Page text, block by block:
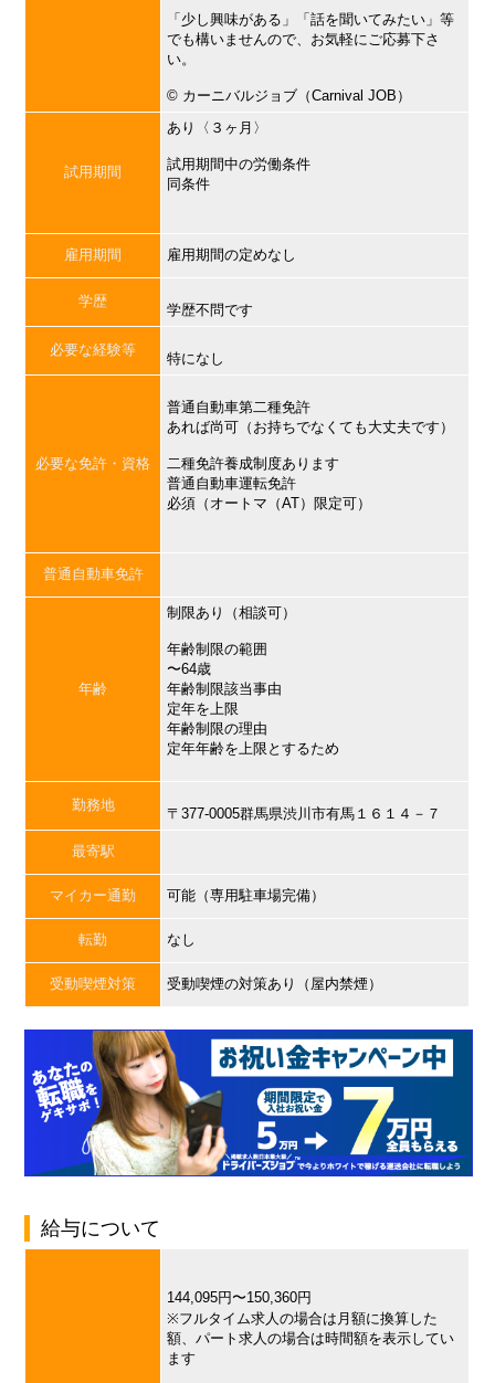
「少し興味がある」「話を聞いてみたい」等
でも構いませんので、お気軽にご応募下さ
い。
©︎ カーニバルジョブ（Carnival JOB）
試用期間
あり〈３ヶ月〉
試用期間中の労働条件
同条件
雇用期間 雇用期間の定めなし
学歴
学歴不問です
必要な経験等
特になし
必要な免許・資格
普通自動車第二種免許
あれば尚可（お持ちでなくても大丈夫です）
二種免許養成制度あります
普通自動車運転免許
必須（オートマ（AT）限定可）
普通自動車免許
年齢
制限あり（相談可）
年齢制限の範囲
〜64歳
年齢制限該当事由
定年を上限
年齢制限の理由
定年年齢を上限とするため
勤務地
〒377-0005群馬県渋川市有馬１６１４－７
最寄駅
マイカー通勤 可能（専用駐車場完備）
転勤 なし
受動喫煙対策 受動喫煙の対策あり（屋内禁煙）
給与について
144,095円〜150,360円
※フルタイム求人の場合は月額に換算した
額、パート求人の場合は時間額を表示してい
ます